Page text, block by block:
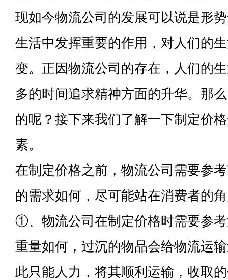
现如今物流公司的发展可以说是形
生活中发挥重要的作用，对人们的
变。正因物流公司的存在，人们的
多的时间追求精神方面的升华。那
的呢？接下来我们了解一下制定价
素。
在制定价格之前，物流公司需要参
的需求如何，尽可能站在消费者的
①、物流公司在制定价格时需要参
重量如何，过沉的物品会给物流运
此只能人力，将其顺利运输，收取